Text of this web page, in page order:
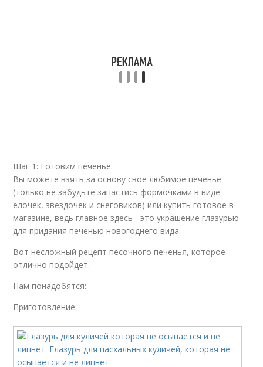
Глазури для куличей
Глазурь для росписи
Ингредиенты для
глазурь
украшения
Глазурь на воде
Печение в глазури
Шаг 1: Готовим печенье.
Вы можете взять за основу свое любимое печенье
(только не забудьте запастись формочками в виде
елочек, звездочек и снеговиков) или купить готовое в
магазине, ведь главное здесь - это украшение глазурью
для придания печенью новогоднего вида.
Вот несложный рецепт песочного печенья, которое
отлично подойдет.
Нам понадобятся:
Приготовление: